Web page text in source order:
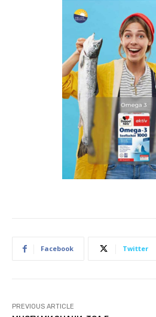
Facebook Twitter
PREVIOUS ARTICLE